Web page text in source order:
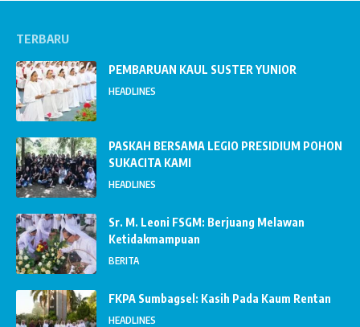
TERBARU
PEMBARUAN KAUL SUSTER YUNIOR
HEADLINES
PASKAH BERSAMA LEGIO PRESIDIUM POHON
SUKACITA KAMI
HEADLINES
Sr. M. Leoni FSGM: Berjuang Melawan
Ketidakmampuan
BERITA
FKPA Sumbagsel: Kasih Pada Kaum Rentan
HEADLINES